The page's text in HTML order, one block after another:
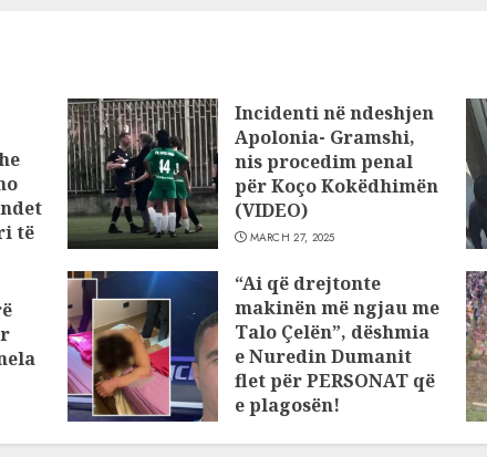
të
Incidenti në ndeshjen
Apolonia- Gramshi,
nis procedim penal
për Koço Kokëdhimën
(VIDEO)
MARCH 27, 2025
“Ai që drejtonte
makinën më ngjau me
Talo Çelën”, dëshmia
e Nuredin Dumanit
flet për PERSONAT që
e plagosën!